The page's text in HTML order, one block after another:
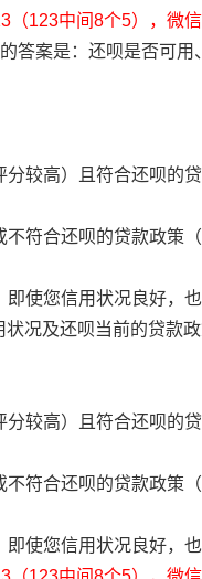
123中间8个5），微
答案是：还呗是否可
较高）且符合还呗的
符合还呗的贷款政策
使您信用状况良好，
况及还呗当前的贷款政
较高）且符合还呗的
符合还呗的贷款政策
使您信用状况良好，